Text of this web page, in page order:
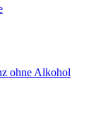
ohne Alkohol